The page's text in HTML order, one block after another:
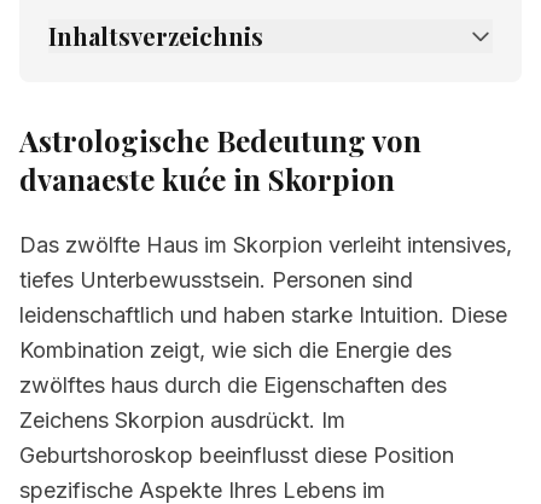
Inhaltsverzeichnis
2. Verwandte Seiten
Astrologische Bedeutung von
dvanaeste kuće in Skorpion
Das zwölfte Haus im Skorpion verleiht intensives,
tiefes Unterbewusstsein. Personen sind
leidenschaftlich und haben starke Intuition. Diese
Kombination zeigt, wie sich die Energie des
zwölftes haus durch die Eigenschaften des
Zeichens Skorpion ausdrückt. Im
Geburtshoroskop beeinflusst diese Position
spezifische Aspekte Ihres Lebens im